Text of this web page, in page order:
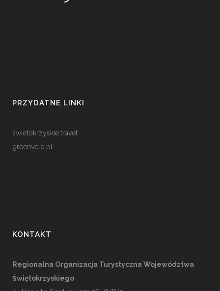
PRZYDATNE LINKI
swietokrzyskie.travel
greenvelo.pl
KONTAKT
Regionalna Organizacja Turystyczna Województwa
Świętokrzyskiego